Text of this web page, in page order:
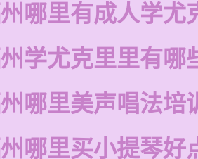
哪里有成人学尤
学尤克里里有哪
哪里美声唱法培
哪里买小提琴好